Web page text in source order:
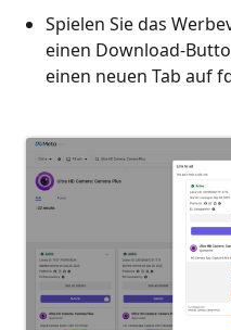
Spielen Sie das
einen Download-
einen neuen Tab auf